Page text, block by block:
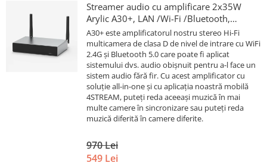
Streamer audio cu amplificare 2x35W
Arylic A30+, LAN /Wi-Fi /Bluetooth,
24bit/192kHz, Multiroom
A30+ este amplificatorul nostru stereo Hi-Fi
multicamera de clasa D de nivel de intrare cu WiFi
2.4G și Bluetooth 5.0 care poate fi aplicat
sistemului dvs. audio obișnuit pentru a-l face un
sistem audio fără fir. Cu acest amplificator cu
soluție all-in-one și cu aplicația noastră mobilă
4STREAM, puteți reda aceeași muzică în mai
multe camere în sincronizare sau puteți reda
muzică diferită în camere diferite.
970 Lei
549 Lei